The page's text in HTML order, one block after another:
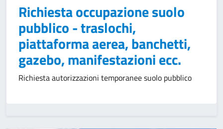
Richiesta occupazione suolo
pubblico - traslochi,
piattaforma aerea, banchetti,
gazebo, manifestazioni ecc.
Richiesta autorizzazioni temporanee suolo pubblico